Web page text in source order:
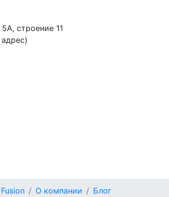
строение 11
О компании
Блог